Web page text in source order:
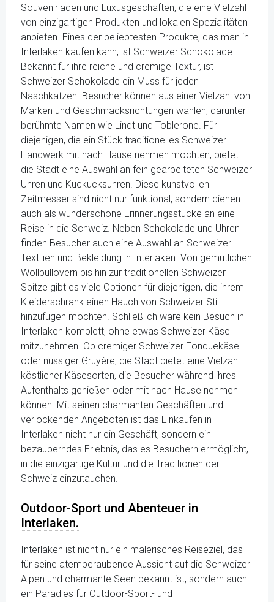
Souvenirläden und Luxusgeschäften, die eine Vielzahl
von einzigartigen Produkten und lokalen Spezialitäten
anbieten. Eines der beliebtesten Produkte, das man in
Interlaken kaufen kann, ist Schweizer Schokolade.
Bekannt für ihre reiche und cremige Textur, ist
Schweizer Schokolade ein Muss für jeden
Naschkatzen. Besucher können aus einer Vielzahl von
Marken und Geschmacksrichtungen wählen, darunter
berühmte Namen wie Lindt und Toblerone. Für
diejenigen, die ein Stück traditionelles Schweizer
Handwerk mit nach Hause nehmen möchten, bietet
die Stadt eine Auswahl an fein gearbeiteten Schweizer
Uhren und Kuckucksuhren. Diese kunstvollen
Zeitmesser sind nicht nur funktional, sondern dienen
auch als wunderschöne Erinnerungsstücke an eine
Reise in die Schweiz. Neben Schokolade und Uhren
finden Besucher auch eine Auswahl an Schweizer
Textilien und Bekleidung in Interlaken. Von gemütlichen
Wollpullovern bis hin zur traditionellen Schweizer
Spitze gibt es viele Optionen für diejenigen, die ihrem
Kleiderschrank einen Hauch von Schweizer Stil
hinzufügen möchten. Schließlich wäre kein Besuch in
Interlaken komplett, ohne etwas Schweizer Käse
mitzunehmen. Ob cremiger Schweizer Fonduekäse
oder nussiger Gruyère, die Stadt bietet eine Vielzahl
köstlicher Käsesorten, die Besucher während ihres
Aufenthalts genießen oder mit nach Hause nehmen
können. Mit seinen charmanten Geschäften und
verlockenden Angeboten ist das Einkaufen in
Interlaken nicht nur ein Geschäft, sondern ein
bezauberndes Erlebnis, das es Besuchern ermöglicht,
in die einzigartige Kultur und die Traditionen der
Schweiz einzutauchen.
Outdoor-Sport und Abenteuer in
Interlaken.
Interlaken ist nicht nur ein malerisches Reiseziel, das
für seine atemberaubende Aussicht auf die Schweizer
Alpen und charmante Seen bekannt ist, sondern auch
ein Paradies für Outdoor-Sport- und